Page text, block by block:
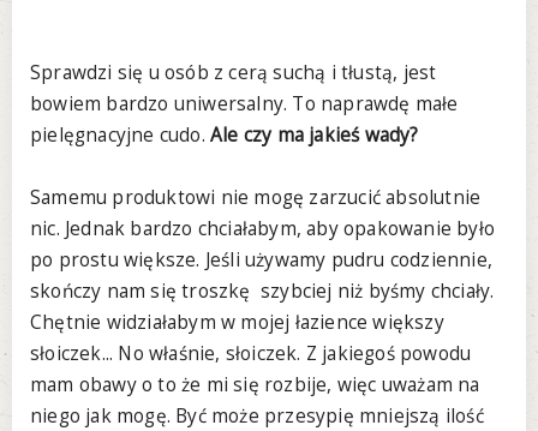
Sprawdzi się u osób z cerą suchą i tłustą, jest
bowiem bardzo uniwersalny. To naprawdę małe
pielęgnacyjne cudo. Ale czy ma jakieś wady?
Samemu produktowi nie mogę zarzucić absolutnie
nic. Jednak bardzo chciałabym, aby opakowanie było
po prostu większe. Jeśli używamy pudru codziennie,
skończy nam się troszkę szybciej niż byśmy chciały.
Chętnie widziałabym w mojej łazience większy
słoiczek... No właśnie, słoiczek. Z jakiegoś powodu
mam obawy o to że mi się rozbije, więc uważam na
niego jak mogę. Być może przesypię mniejszą ilość